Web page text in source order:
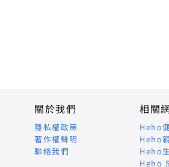
關於我們
隱私權政策
著作權聲明
聯絡我們
相關
Heho
Heho
Heho
Heho